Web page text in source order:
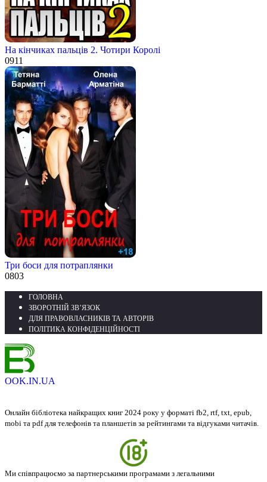
На кінчиках пальців 2. Чотири Королі
0911
Три боси для потраплянки
0803
ГОЛОВНА
ЗВОРОТНІЙ ЗВ’ЯЗОК
ДЛЯ ПРАВОВЛАСНИКІВ ТА АВТОРІВ
ПОЛІТИКА КОНФІДЕНЦІЙНОСТІ
OOK.IN.UA
Онлайн бібліотека найкращих книг 2024 року у форматі fb2, rtf, txt, epub,
mobi та pdf для телефонів та планшетів за рейтингами та відгуками читачів.
Ми співпрацюємо за партнерськими програмами з легальними